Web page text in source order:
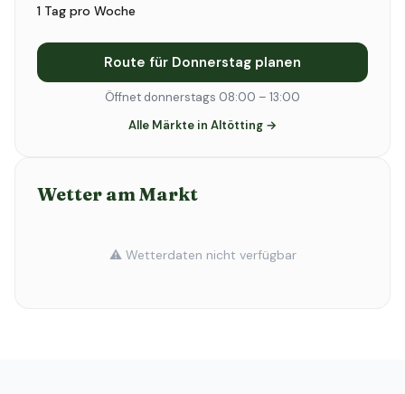
1 Tag pro Woche
Route für Donnerstag planen
Öffnet donnerstags 08:00 – 13:00
Alle Märkte in Altötting →
Wetter am Markt
⚠️ Wetterdaten nicht verfügbar